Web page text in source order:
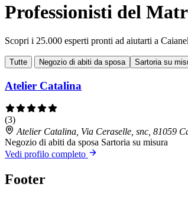
Professionisti del
Scopri i 25.000 esperti pronti ad aiutarti a
Tutte Negozio di abiti da sposa Sartoria su
Atelier Catalina
(3)
Atelier Catalina, Via Ceraselle, snc, 81059
Negozio di abiti da sposa Sartoria su misura
Vedi profilo completo
Footer